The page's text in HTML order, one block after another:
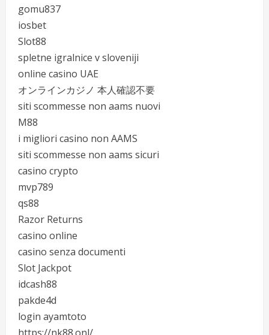
gomu837
iosbet
Slot88
spletne igralnice v sloveniji
online casino UAE
オンラインカジノ 本人確認不要
siti scommesse non aams nuovi
M88
i migliori casino non AAMS
siti scommesse non aams sicuri
casino crypto
mvp789
qs88
Razor Returns
casino online
casino senza documenti
Slot Jackpot
idcash88
pakde4d
login ayamtoto